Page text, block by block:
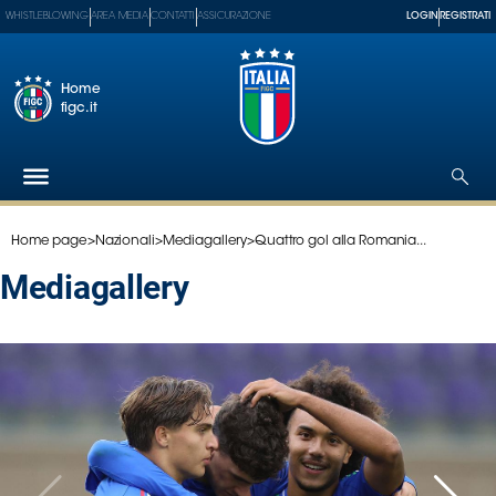
Federazione
Nazionali
Paralimpico
Serie
Women
WHISTLEBLOWING AREA MEDIA CONTATTI ASSICURAZIONE LOGIN REGISTRATI
Home
figc.it
Home page>Nazionali>Mediagallery>Quattro gol alla Romania...
mediagallery